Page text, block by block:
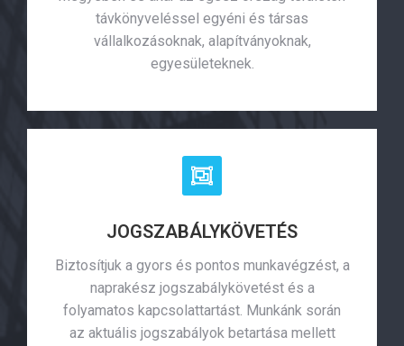
távkönyveléssel egyéni és társas
vállalkozásoknak, alapítványoknak,
egyesületeknek.
JOGSZABÁLYKÖVETÉS
Biztosítjuk a gyors és pontos munkavégzést, a
naprakész jogszabálykövetést és a
folyamatos kapcsolattartást. Munkánk során
az aktuális jogszabályok betartása mellett